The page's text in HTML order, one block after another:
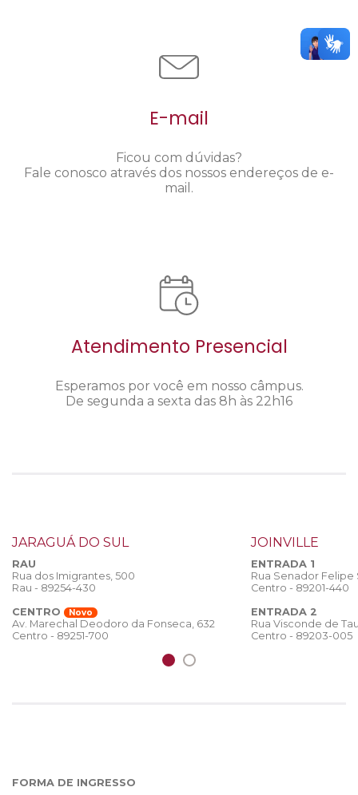
E-mail
Ficou com dúvidas?
Fale conosco através dos nossos endereços de e-
mail.
Atendimento Presencial
Esperamos por você em nosso câmpus.
De segunda a sexta das 8h às 22h16
JARAGUÁ DO SUL
RAU
Rua dos Imigrantes, 500
Rau - 89254-430
CENTRO
Novo
Av. Marechal Deodoro da Fonseca, 632
Centro - 89251-700
JOINVILLE
ENTRADA 1
Rua Senador
Centro - 89201-440
ENTRADA 2
Rua Visconde de
Centro - 89203-005
FORMA DE INGRESSO